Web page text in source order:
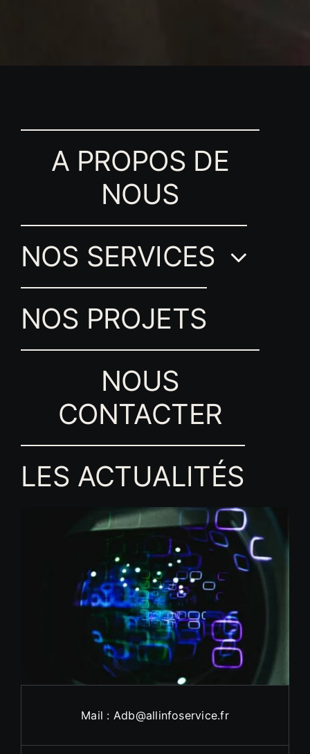
A PROPOS DE
NOUS
NOS SERVICES
NOS PROJETS
NOUS
CONTACTER
LES ACTUALITÉS
Mail : Adb@allinfoservice.fr